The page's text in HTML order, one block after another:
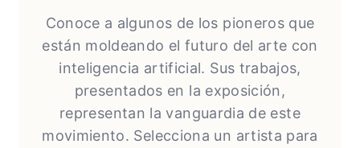
Conoce a algunos de los pioneros que
están moldeando el futuro del arte con
inteligencia artificial. Sus trabajos,
presentados en la exposición,
representan la vanguardia de este
movimiento. Selecciona un artista para